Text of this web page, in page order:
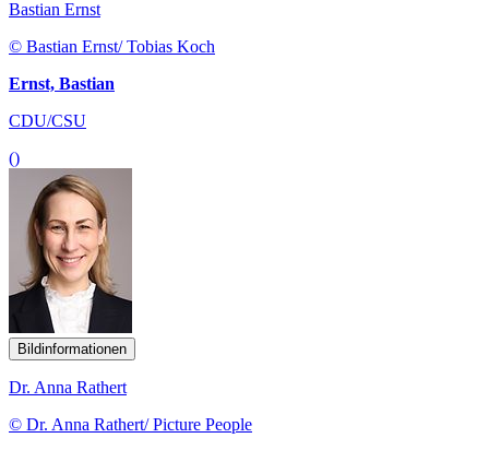
Bastian Ernst
© Bastian Ernst/ Tobias Koch
Ernst, Bastian
CDU/CSU
()
Bildinformationen
Dr. Anna Rathert
© Dr. Anna Rathert/ Picture People